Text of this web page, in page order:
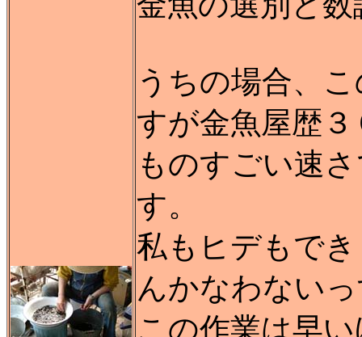
うちの場合、
すが金魚屋歴３
ものすごい速
す。
私もヒデもで
んかなわない
この作業は早